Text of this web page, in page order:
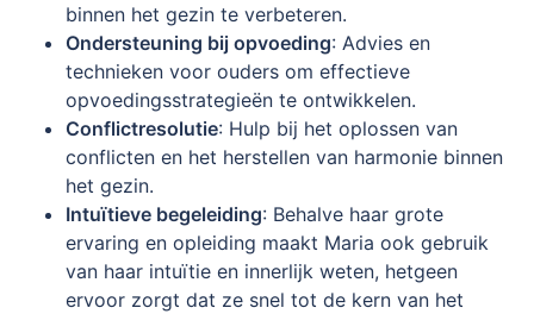
binnen het gezin te verbeteren.
Ondersteuning bij opvoeding: Advies en
technieken voor ouders om effectieve
opvoedingsstrategieën te ontwikkelen.
Conflictresolutie: Hulp bij het oplossen van
conflicten en het herstellen van harmonie binnen
het gezin.
Intuïtieve begeleiding: Behalve haar grote
ervaring en opleiding maakt Maria ook gebruik
van haar intuïtie en innerlijk weten, hetgeen
ervoor zorgt dat ze snel tot de kern van het